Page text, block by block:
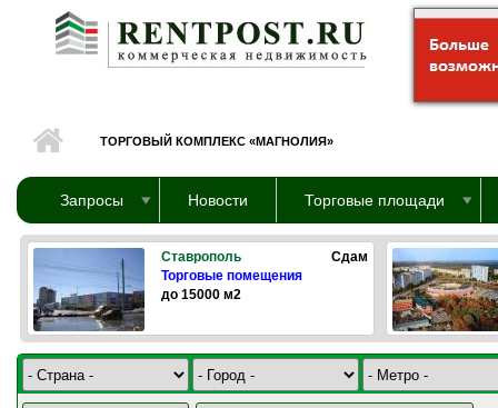
Перейти к основному содержанию
ТОРГОВЫЙ КОМПЛЕКС «МАГНОЛИЯ»
Запросы Новости Торговые площади
Ставрополь
Сдам
Торговые помещения
до 15000 м2